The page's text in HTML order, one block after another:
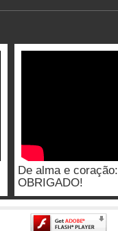
De alma e coração:
OBRIGADO!